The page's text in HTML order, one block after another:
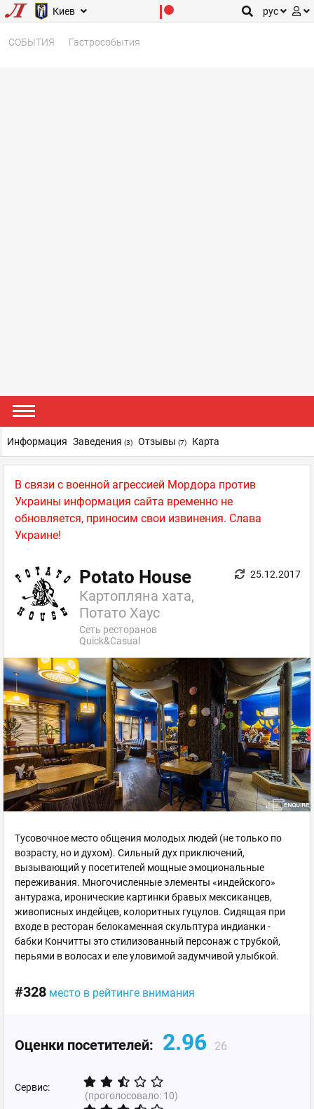
Киев рус
СОБЫТИЯ Гастрособытия
В связи с военной агрессией Мордора против
Украины информация сайта временно не
обновляется, приносим свои извинения. Слава
Украине!
Potato House
Картопляна хата,
Потато Хаус
Сеть ресторанов
Quick&Casual
25.12.2017
Тусовочное место общения молодых людей (не только по
возрасту, но и духом). Сильный дух приключений,
вызывающий у посетителей мощные эмоциональные
переживания. Многочисленные элементы «индейского»
антуража, иронические картинки бравых мексиканцев,
живописных индейцев, колоритных гуцулов. Сидящая при
входе в ресторан белокаменная скульптура индианки -
бабки Кончитты это стилизованный персонаж с трубкой,
перьями в волосах и еле уловимой задумчивой улыбкой.
#328 место в рейтинге внимания
Оценки посетителей: 2.96 26
Сервис:
(проголосовало: 10)
Информация Заведения (3) Отзывы (7) Карта